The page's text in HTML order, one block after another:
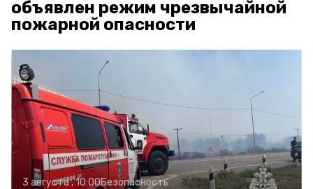
объявлен режим чрезвычайной
пожарной опасности
3 августа , 10:00Безопасность